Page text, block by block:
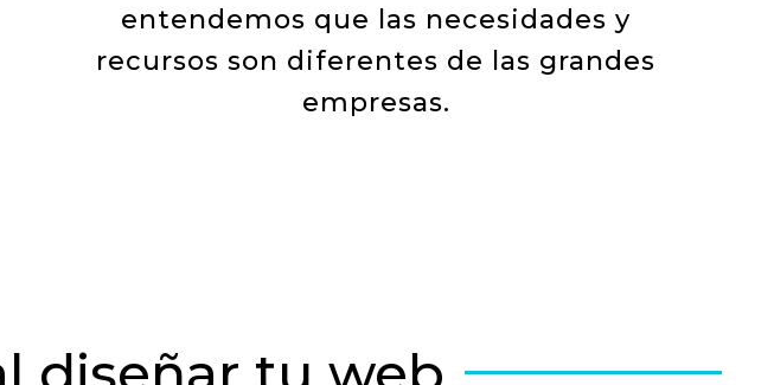
entendemos que las necesidades y
recursos son diferentes de las grandes
empresas.